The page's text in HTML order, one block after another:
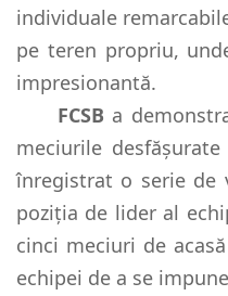
individuale
pe teren propriu,
impresionantă.
FCSB a
meciurile
înregistrat o serie de
poziția de lider al
cinci meciuri de
echipei de a se